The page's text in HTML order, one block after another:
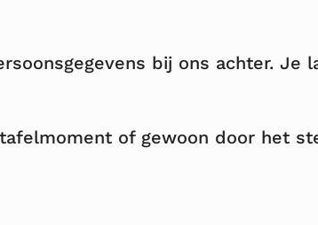
bij ons achter. Je
of gewoon door het